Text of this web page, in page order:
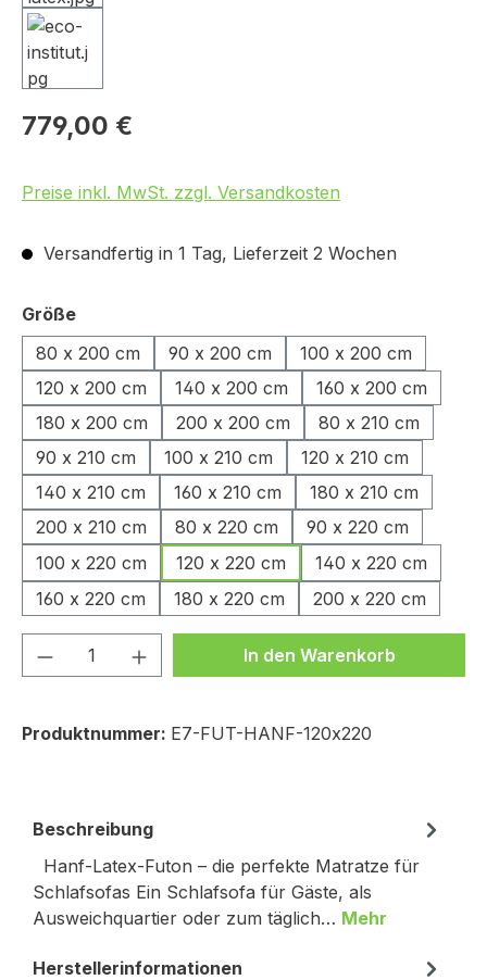
779,00 €
Preise inkl. MwSt. zzgl. Versandkosten
Versandfertig in 1 Tag, Lieferzeit 2 Wochen
Größeauswählen
80 x 200 cm
90 x 200 cm
100 x 200 cm
120 x 200 cm
140 x 200 cm
160 x 200 cm
180 x 200 cm
200 x 200 cm
80 x 210 cm
90 x 210 cm
100 x 210 cm
120 x 210 cm
140 x 210 cm
160 x 210 cm
180 x 210 cm
200 x 210 cm
80 x 220 cm
90 x 220 cm
100 x 220 cm
120 x 220 cm
140 x 220 cm
160 x 220 cm
180 x 220 cm 200 x 220 cm
Produkt Anzahl: Gib denIn den Warenkorb
Produktnummer: E7-FUT-HANF-120x220
Beschreibung
Hanf-Latex-Futon – die perfekte Matratze für
Schlafsofas Ein Schlafsofa für Gäste, als
Ausweichquartier oder zum täglich… Mehr
Herstellerinformationen